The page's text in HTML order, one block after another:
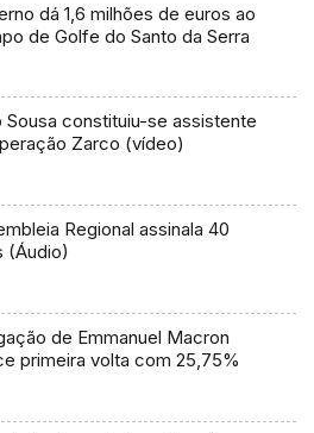
dá 1,6 milhões de euros ao
de Golfe do Santo da Serra
Sousa constituiu-se assistente
Zarco (vídeo)
Regional assinala 40
(Áudio)
de Emmanuel Macron
primeira volta com 25,75%